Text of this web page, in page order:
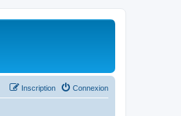
Connexion
Inscription